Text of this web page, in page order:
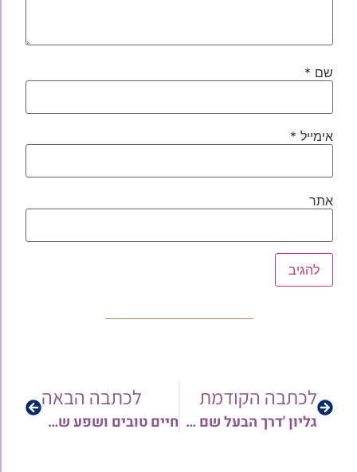
שם *
אימייל *
אתר
לכתבה הקודמת
גליון 'דרך הבעל שם טוב' לפרשת וישב תשפ"ו
לכתבה הבאה
חיים טובים ושפע של ישועות | הרב יצחק מעודה